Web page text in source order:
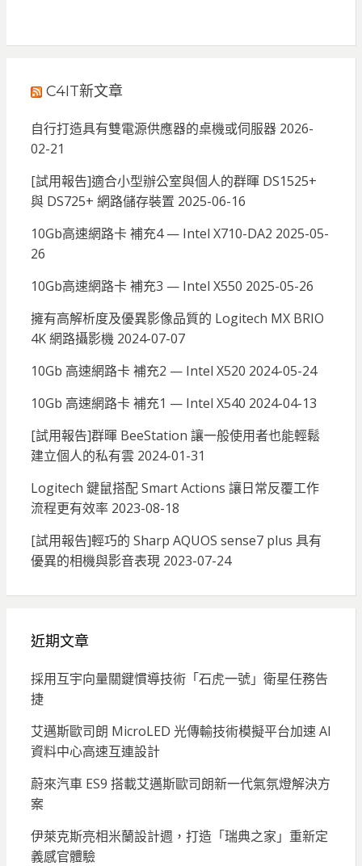
C4IT新文章
自行打造具有雙電源供應器的桌機或伺服器 2026-
02-21
[試用報告]適合小型辦公室與個人的群暉 DS1525+
與 DS725+ 網路儲存裝置 2025-06-16
10Gb高速網路卡 補充4 — Intel X710-DA2 2025-05-
26
10Gb高速網路卡 補充3 — Intel X550 2025-05-26
擁有高解析度及優異影像品質的 Logitech MX BRIO
4K 網路攝影機 2024-07-07
10Gb 高速網路卡 補充2 — Intel X520 2024-05-24
10Gb 高速網路卡 補充1 — Intel X540 2024-04-13
[試用報告]群暉 BeeStation 讓一般使用者也能輕鬆
建立個人的私有雲 2024-01-31
Logitech 鍵鼠搭配 Smart Actions 讓日常反覆工作
流程更有效率 2023-08-18
[試用報告]輕巧的 Sharp AQUOS sense7 plus 具有
優異的相機與影音表現 2023-07-24
近期文章
採用互宇向量關鍵慣導技術「石虎一號」衛星任務告
捷
艾邁斯歐司朗 MicroLED 光傳輸技術模擬平台加速 AI
資料中心高速互連設計
蔚來汽車 ES9 搭載艾邁斯歐司朗新一代氣氛燈解決方
案
伊萊克斯亮相米蘭設計週，打造「瑞典之家」重新定
義感官體驗